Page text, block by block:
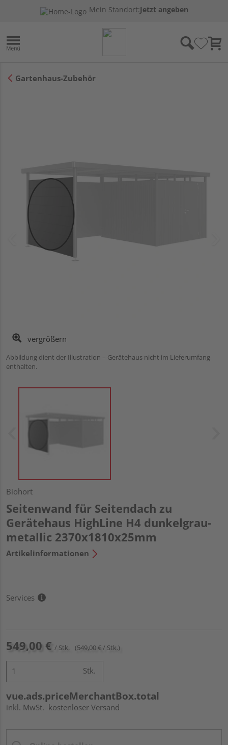
Mein Standort:Jetzt angeben
Gartenhaus-Zubehör
vergrößern
Abbildung dient der Illustration – Gerätehaus nicht im Lieferumfang
enthalten.
Biohort
Seitenwand für Seitendach zu
Gerätehaus HighLine H4 dunkelgrau-
metallic 2370x1810x25mm
Artikelinformationen
Services
549,00 € / Stk. (549,00 € / Stk.)
Stk.
vue.ads.priceMerchantBox.total
inkl. MwSt. kostenloser Versand